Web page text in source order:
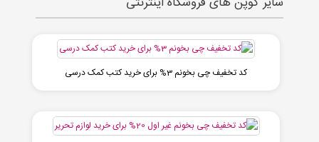
کد تخفیف چی بخونم 3% برای خرید کتب کمک درسی